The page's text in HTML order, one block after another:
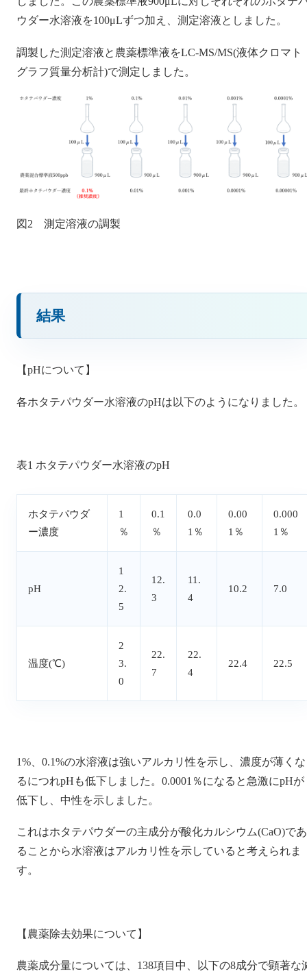
ウダー水溶液を100μLずつ加え、測定溶液としました。
調製した測定溶液と農薬標準液をLC-MS/MS(液体クロマト
グラフ質量分析計)で測定しました。
図2 測定溶液の調製
結果
【pHについて】
各ホタテパウダー水溶液のpHは以下のようになりました。
表1 ホタテパウダー水溶液のpH
ホタテパウダ
ー濃度
1
％
0.1
％
0.0
1％
0.00
1％
0.000
1％
pH
1
2.
5
12.
3
11.
4
10.2 7.0
温度(℃)
2
3.
0
22.
7
22.
4
22.4 22.5
1%、0.1%の水溶液は強いアルカリ性を示し、濃度が薄くな
るにつれpHも低下しました。0.0001％になると急激にpHが
低下し、中性を示しました。
これはホタテパウダーの主成分が酸化カルシウム(CaO)であ
ることから水溶液はアルカリ性を示していると考えられま
す。
【農薬除去効果について】
農薬成分量については、138項目中、以下の8成分で顕著な